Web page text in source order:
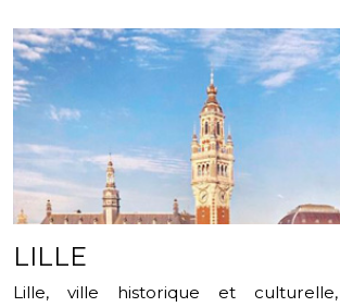
LILLE
Lille, ville historique et